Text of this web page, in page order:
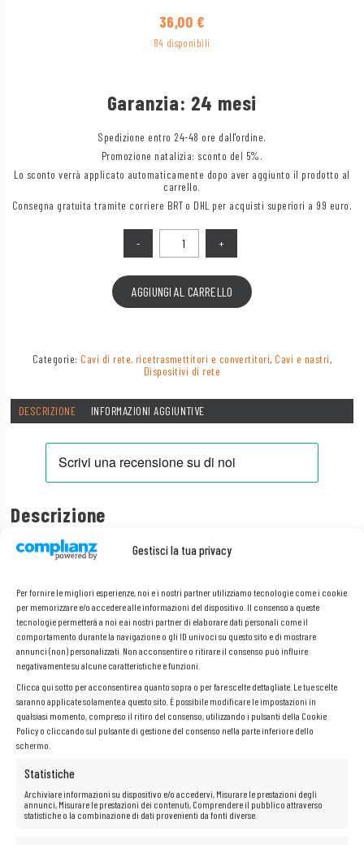
Gestisci la tua privacy
Per fornire le migliori esperienze, noi e i nostri partner utilizziamo tecnologie come i cookie
per memorizzare e/o accedere alle informazioni del dispositivo. Il consenso a queste
tecnologie permetterà a noi e ai nostri partner di elaborare dati personali come il
comportamento durante la navigazione o gli ID univoci su questo sito e di mostrare
annunci (non) personalizzati. Non acconsentire o ritirare il consenso può influire
negativamente su alcune caratteristiche e funzioni.
Clicca qui sotto per acconsentire a quanto sopra o per fare scelte dettagliate. Le tue scelte
saranno applicate solamente a questo sito. È possibile modificare le impostazioni in
qualsiasi momento, compreso il ritiro del consenso, utilizzando i pulsanti della Cookie
Policy o cliccando sul pulsante di gestione del consenso nella parte inferiore dello
schermo.
Statistiche
Archiviare informazioni su dispositivo e/o accedervi, Misurare le prestazioni degli
annunci, Misurare le prestazioni dei contenuti, Comprendere il pubblico attraverso
statistiche o la combinazione di dati provenienti da fonti diverse.
36,00 €
84 disponibili
Garanzia: 24 mesi
Spedizione entro 24-48 ore dall'ordine.
Promozione natalizia: sconto del 5%.
Lo sconto verrà applicato automaticamente dopo aver aggiunto il prodotto al
carrello.
Consegna gratuita tramite corriere BRT o DHL per acquisti superiori a 99 euro.
AGGIUNGI AL CARRELLO
Categorie: Cavi di rete, ricetrasmettitori e convertitori, Cavi e nastri,
Dispositivi di rete
DESCRIZIONE INFORMAZIONI AGGIUNTIVE
Descrizione
nelle reti 10Gbit. Offre un’eccellente qualità di trasmissione dei dati, che
lo rende la soluzione ideale per ambienti di rete con carico intenso. Il
suo design elimina la necessità di moduli ottici aggiuntivi, consentendo
una significativa riduzione dei costi e una maggiore semplicità di
installazione. Questo cavo è caratterizzato da un’elevata resistenza alle
interferenze elettromagnetiche, che garantisce la stabilità del segnale.
Grazie alla sua lunghezza flessibile di 1,5 m, è ideale per diverse
Specifiche:
Produttore: Panduit
Codice prodotto:PSF1PXA1.5MBL
Lunghezza: 1,5 m